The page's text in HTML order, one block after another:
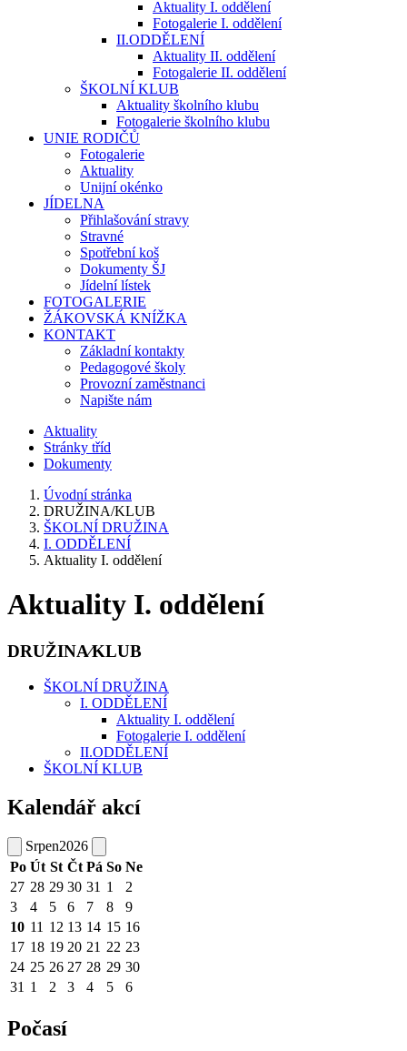
Aktuality I. oddělení
Fotogalerie I. oddělení
II.ODDĚLENÍ
Aktuality II. oddělení
Fotogalerie II. oddělení
ŠKOLNÍ KLUB
Aktuality školního klubu
Fotogalerie školního klubu
UNIE RODIČŮ
Fotogalerie
Aktuality
Unijní okénko
JÍDELNA
Přihlašování stravy
Stravné
Spotřební koš
Dokumenty ŠJ
Jídelní lístek
FOTOGALERIE
ŽÁKOVSKÁ KNÍŽKA
KONTAKT
Základní kontakty
Pedagogové školy
Provozní zaměstnanci
Napište nám
Aktuality
Stránky tříd
Dokumenty
Úvodní stránka
DRUŽINA/KLUB
ŠKOLNÍ DRUŽINA
I. ODDĚLENÍ
Aktuality I. oddělení
Aktuality I. oddělení
DRUŽINA⁄KLUB
ŠKOLNÍ DRUŽINA
I. ODDĚLENÍ
Aktuality I. oddělení
Fotogalerie I. oddělení
II.ODDĚLENÍ
ŠKOLNÍ KLUB
Kalendář akcí
Srpen2026
Po Út St Čt Pá So Ne
27 28 29 30 31 1
2
3
4 5 6 7 8
9
10 11 12 13 14 15 16
17 18 19 20 21 22 23
24 25 26 27 28 29 30
31 1 2 3 4 5 6
Počasí